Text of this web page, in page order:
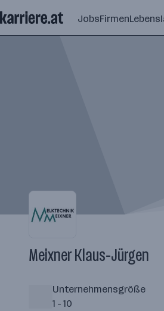
Seiteninhalt
springen
JobsFirmen
Meixner Klaus-Jürgen
Unternehmensgröße
1 - 10